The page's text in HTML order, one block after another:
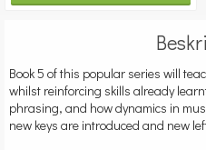
Book 5 of this popular series will
whilst reinforcing skills already
phrasing, and how dynamics in
new keys are introduced and new